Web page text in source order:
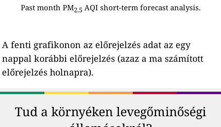
Past month PM2.5 AQI short-term forecast analysis.
A fenti grafikonon az előrejelzés adat az egy
nappal korábbi előrejelzés (azaz a ma számított
előrejelzés holnapra).
Tud a környéken levegőminőségi